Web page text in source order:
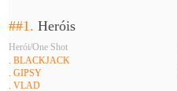
##1.Heróis
Herói/One Shot
. BLACKJACK
. GIPSY
. VLAD